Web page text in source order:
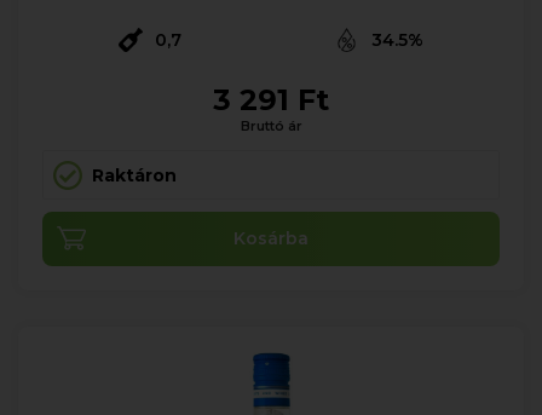
0,7 34.5%
3 291 Ft
Bruttó ár
Raktáron
Kosárba